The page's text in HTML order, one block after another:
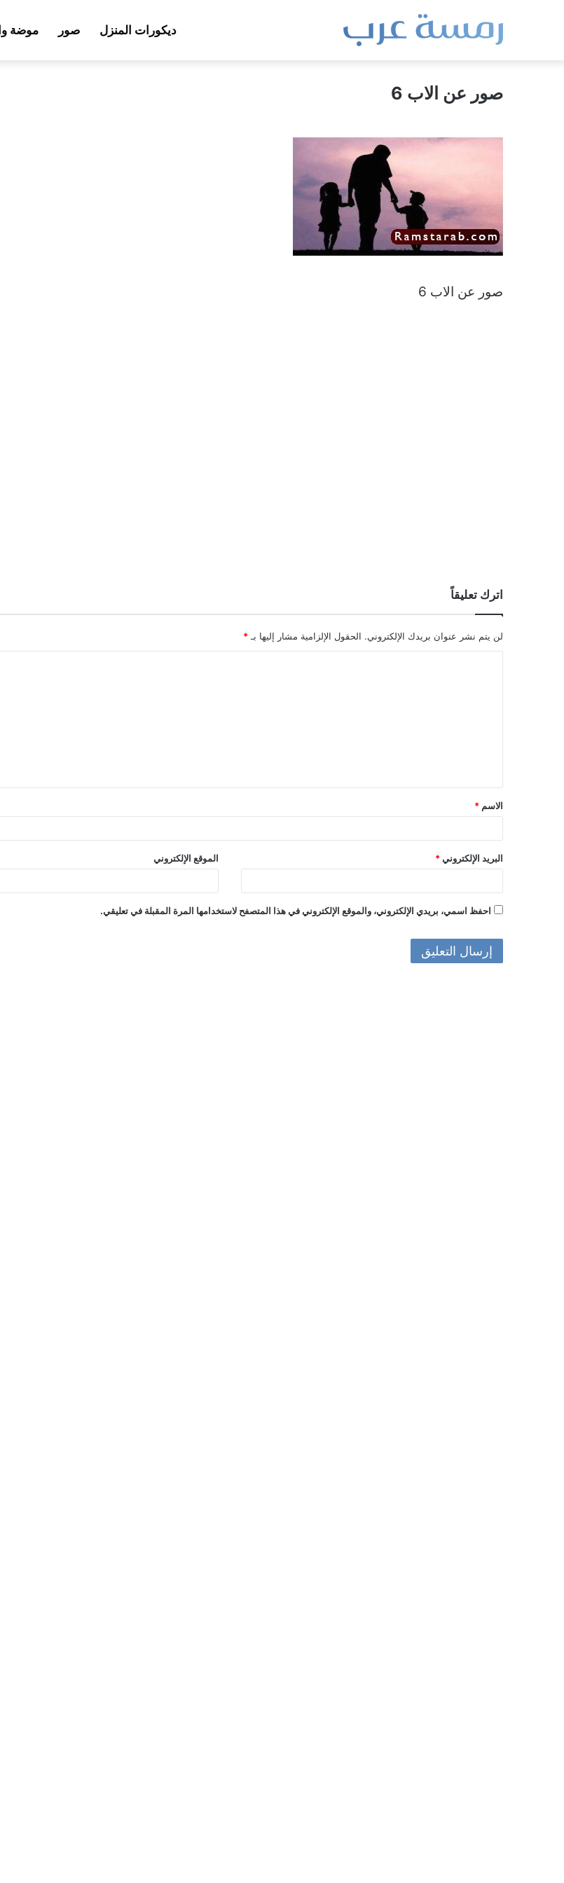
ديكورات المنزل صور موضة
صور عن الاب 6
صور عن الاب 6
اترك تعليقاً
لن يتم نشر عنوان بريدك الإلكتروني. الحقول الإلزامية مشار إليها بـ *
ق
*
الاسم *
البريد الإلكتروني * الموقع الإلكتروني
احفظ اسمي، بريدي الإلكتروني، والموقع الإلكتروني في هذا المتصفح لاستخدامها المرة المقبلة في تعليقي.